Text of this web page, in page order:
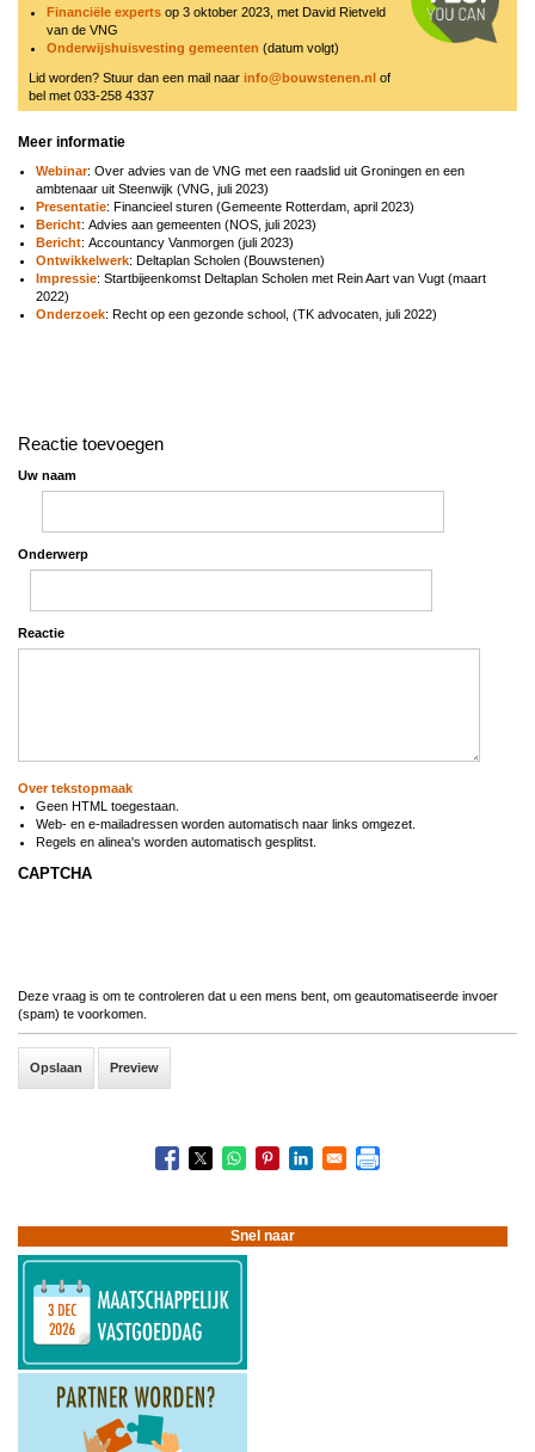
Financiële experts op 3 oktober 2023, met David Rietveld
van de VNG
Onderwijshuisvesting gemeenten (datum volgt)
Lid worden? Stuur dan een mail naar info@bouwstenen.nl of
bel met 033-258 4337
Meer informatie
Webinar: Over advies van de VNG met een raadslid uit Groningen en een
ambtenaar uit Steenwijk (VNG, juli 2023)
Presentatie: Financieel sturen (Gemeente Rotterdam, april 2023)
Bericht: Advies aan gemeenten (NOS, juli 2023)
Bericht: Accountancy Vanmorgen (juli 2023)
Ontwikkelwerk: Deltaplan Scholen (Bouwstenen)
Impressie: Startbijeenkomst Deltaplan Scholen met Rein Aart van Vugt (maart
2022)
Onderzoek: Recht op een gezonde school, (TK advocaten, juli 2022)
Reactie toevoegen
Uw naam
Onderwerp
Reactie
Over tekstopmaak
Geen HTML toegestaan.
Web- en e-mailadressen worden automatisch naar links omgezet.
Regels en alinea's worden automatisch gesplitst.
CAPTCHA
Deze vraag is om te controleren dat u een mens bent, om geautomatiseerde invoer
(spam) te voorkomen.
Snel naar